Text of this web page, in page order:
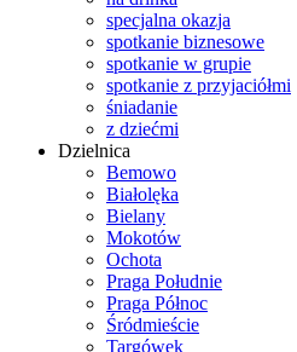
specjalna okazja
spotkanie biznesowe
spotkanie w grupie
spotkanie z przyjaciółmi
śniadanie
z dziećmi
Dzielnica
Bemowo
Białolęka
Bielany
Mokotów
Ochota
Praga Południe
Praga Północ
Śródmieście
Targówek